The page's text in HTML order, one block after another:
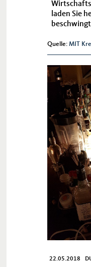
laden Sie
inspirieren
Quelle: MIT
22.05.2018